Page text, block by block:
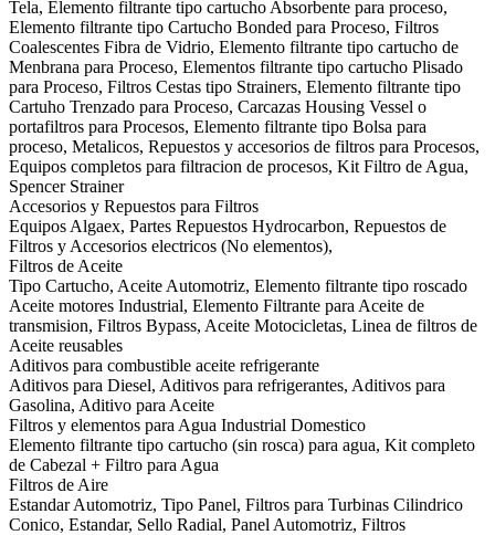
Tela, Elemento filtrante tipo cartucho Absorbente para proceso,
Elemento filtrante tipo Cartucho Bonded para Proceso, Filtros
Coalescentes Fibra de Vidrio, Elemento filtrante tipo cartucho de
Menbrana para Proceso, Elementos filtrante tipo cartucho Plisado
para Proceso, Filtros Cestas tipo Strainers, Elemento filtrante tipo
Cartuho Trenzado para Proceso, Carcazas Housing Vessel o
portafiltros para Procesos, Elemento filtrante tipo Bolsa para
proceso, Metalicos, Repuestos y accesorios de filtros para Procesos,
Equipos completos para filtracion de procesos, Kit Filtro de Agua,
Spencer Strainer
Accesorios y Repuestos para Filtros
Equipos Algaex, Partes Repuestos Hydrocarbon, Repuestos de
Filtros y Accesorios electricos (No elementos),
Filtros de Aceite
Tipo Cartucho, Aceite Automotriz, Elemento filtrante tipo roscado
Aceite motores Industrial, Elemento Filtrante para Aceite de
transmision, Filtros Bypass, Aceite Motocicletas, Linea de filtros de
Aceite reusables
Aditivos para combustible aceite refrigerante
Aditivos para Diesel, Aditivos para refrigerantes, Aditivos para
Gasolina, Aditivo para Aceite
Filtros y elementos para Agua Industrial Domestico
Elemento filtrante tipo cartucho (sin rosca) para agua, Kit completo
de Cabezal + Filtro para Agua
Filtros de Aire
Estandar Automotriz, Tipo Panel, Filtros para Turbinas Cilindrico
Conico, Estandar, Sello Radial, Panel Automotriz, Filtros